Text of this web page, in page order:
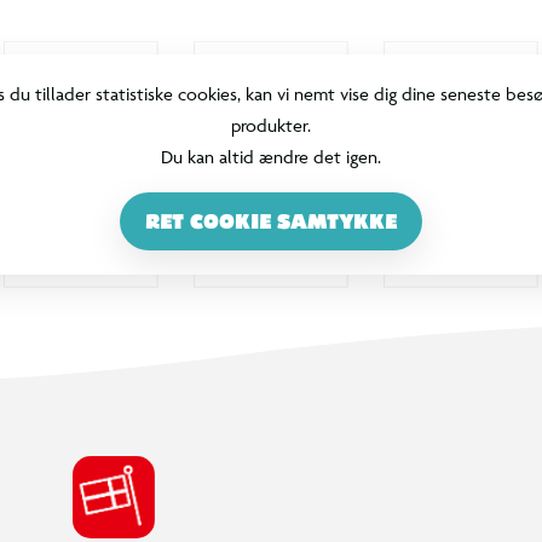
du tillader statistiske cookies, kan vi nemt vise dig dine seneste
produkter.
Du kan altid ændre det igen.
RET COOKIE SAMTYKKE